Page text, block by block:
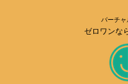
バーチ
ゼロワンな